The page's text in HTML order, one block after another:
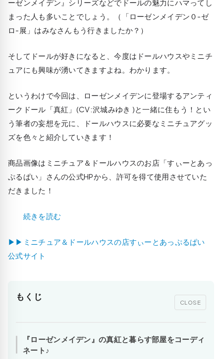
ーゼンメイデン』シリーズなどでドールの魅力にハマってし
まった人も多いことでしょう。（「ローゼンメイデン０-ゼ
ロ-展」はみなさんもう行きましたか？）
そしてドールが好きになると、今度はドールハウスやミニチ
ュアにも興味が湧いてきますよね。わかります。
というわけで今回は、ローゼンメイデンに登場するアンティ
ークドール「真紅」(CV:沢城みゆき )と一緒に住もう！とい
う筆者の妄想を元に、ドールハウスに必要なミニチュアグッ
ズを色々と紹介していきます！
商品画像はミニチュア＆ドールハウスのお店「すぃーとあっ
ぷるぱい」さんの公式HPから、許可を得て使用させていた
だきました！
続きを読む
▶▶ミニチュア＆ドールハウスの店すぃーとあっぷるぱい
公式サイト
もくじ
CLOSE
『ローゼンメイデン』の真紅と暮らす部屋をコーディ
ネート♪